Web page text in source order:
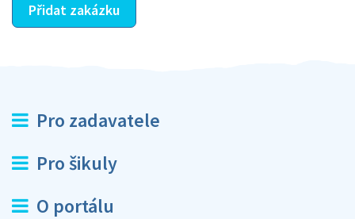
Přidat zakázku
Pro zadavatele
Pro šikuly
O portálu